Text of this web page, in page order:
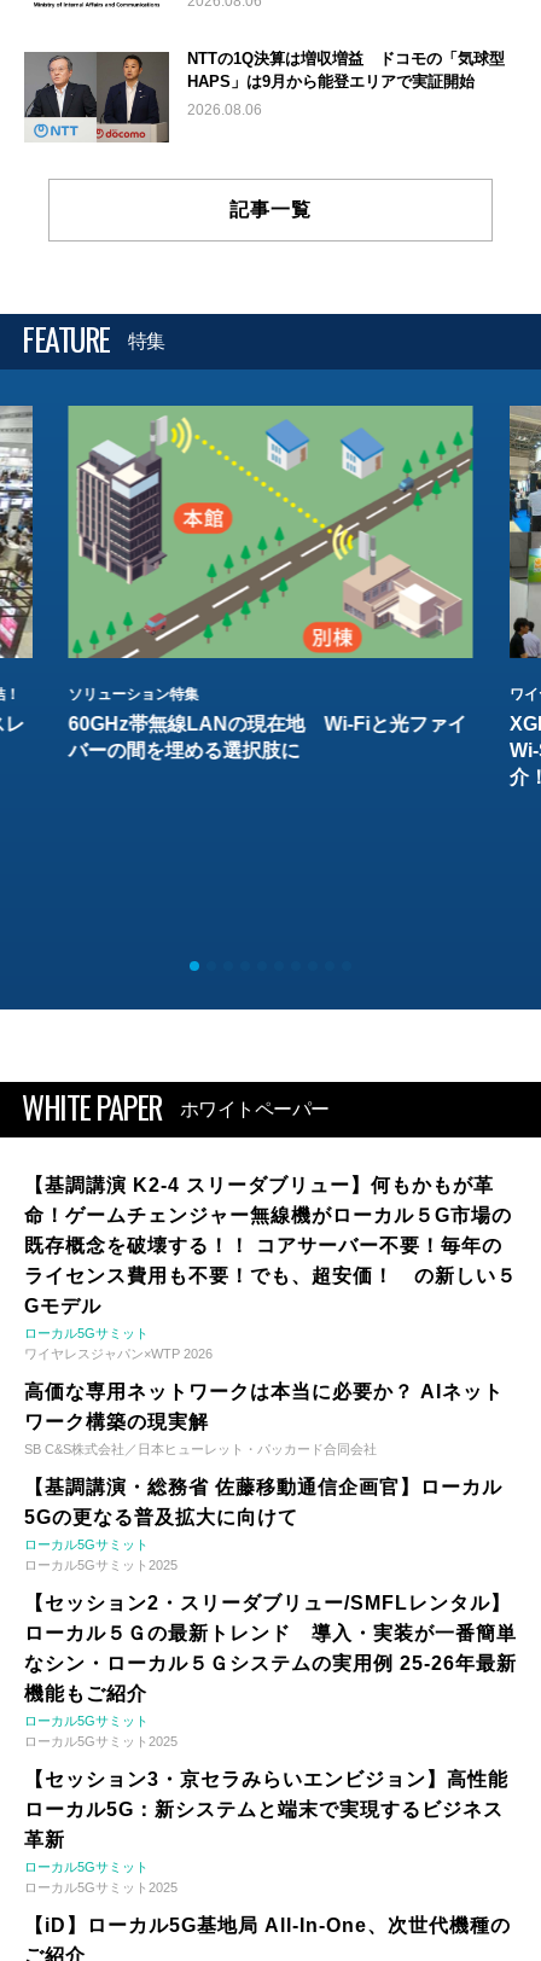
NTTの1Q決算は増収増益 ドコモの「気球型
HAPS」は9月から能登エリアで実証開始
2026.08.06
記事一覧
FEATURE 特集
レ
ソリューション特集
60GHz帯無線LANの現在地 Wi-Fiと光ファイ
バーの間を埋める選択肢に
ワ
介
WHITE PAPER ホワイトペーパー
【基調講演 K2-4 スリーダブリュー】何もかもが革
命！ゲームチェンジャー無線機がローカル５G市場の
既存概念を破壊する！！ コアサーバー不要！毎年の
ライセンス費用も不要！でも、超安価！ の新しい５
Gモデル
ローカル5Gサミット
ワイヤレスジャパン×WTP 2026
高価な専用ネットワークは本当に必要か？ AIネット
ワーク構築の現実解
SB C&S株式会社／日本ヒューレット・パッカード合同会社
【基調講演・総務省 佐藤移動通信企画官】ローカル
5Gの更なる普及拡大に向けて
ローカル5Gサミット
ローカル5Gサミット2025
【セッション2・スリーダブリュー/SMFLレンタル】
ローカル５Ｇの最新トレンド 導入・実装が一番簡単
なシン・ローカル５Ｇシステムの実用例 25-26年最新
機能もご紹介
ローカル5Gサミット
ローカル5Gサミット2025
【セッション3・京セラみらいエンビジョン】高性能
ローカル5G：新システムと端末で実現するビジネス
革新
ローカル5Gサミット
ローカル5Gサミット2025
【iD】ローカル5G基地局 All-In-One、次世代機種の
ご紹介